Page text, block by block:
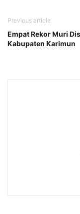
Previous article
Empat Rekor Muri
Kabupaten Karimun